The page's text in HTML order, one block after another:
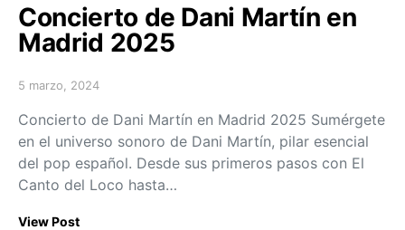
Concierto de Dani Martín en
Madrid 2025
Posted on
5 marzo, 2024
Concierto de Dani Martín en Madrid 2025 Sumérgete
en el universo sonoro de Dani Martín, pilar esencial
del pop español. Desde sus primeros pasos con El
Canto del Loco hasta…
View Post